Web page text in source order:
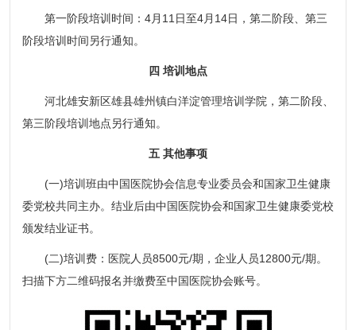
第一阶段培训时间：4月11日至4月14日，第二阶段、第三
阶段培训时间另行通知。
四 培训地点
河北雄安新区雄县雄州镇白洋淀管理培训学院，第二阶段、
第三阶段培训地点另行通知。
五 其他事项
(一)培训班由中国医院协会信息专业委员会和国家卫生健康
委党校共同主办。结业后由中国医院协会和国家卫生健康委党校
颁发结业证书。
(二)培训费：医院人员8500元/期，企业人员12800元/期。
扫描下方二维码报名并缴费至中国医院协会账号。